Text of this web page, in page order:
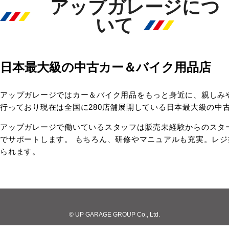
アップガレージにつ
いて
日本最大級の中古カー＆バイク用品店
アップガレージではカー＆バイク用品をもっと身近に、親し
行っており現在は全国に280店舗展開している日本最大級の中
アップガレージで働いているスタッフは販売未経験からのス
でサポートします。 もちろん、研修やマニュアルも充実。レ
られます。
© UP GARAGE GROUP Co., Ltd.